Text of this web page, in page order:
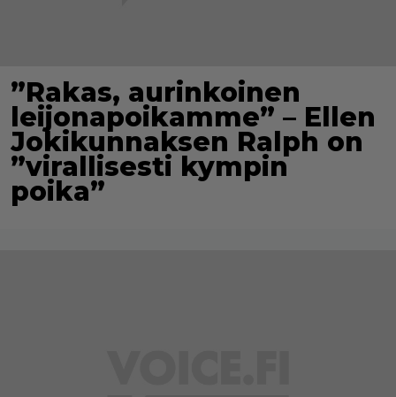
”Rakas, aurinkoinen
leijonapoikamme” – Ellen
Jokikunnaksen Ralph on
”virallisesti kympin
poika”